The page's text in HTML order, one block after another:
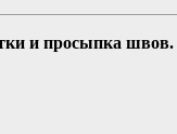
и просыпка швов.